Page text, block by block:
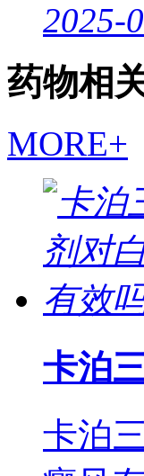
2025-
药物相
MORE+
卡泊
卡泊